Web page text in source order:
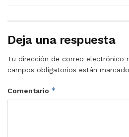
Deja una respuesta
Tu dirección de correo electrónico
campos obligatorios están
Comentario *